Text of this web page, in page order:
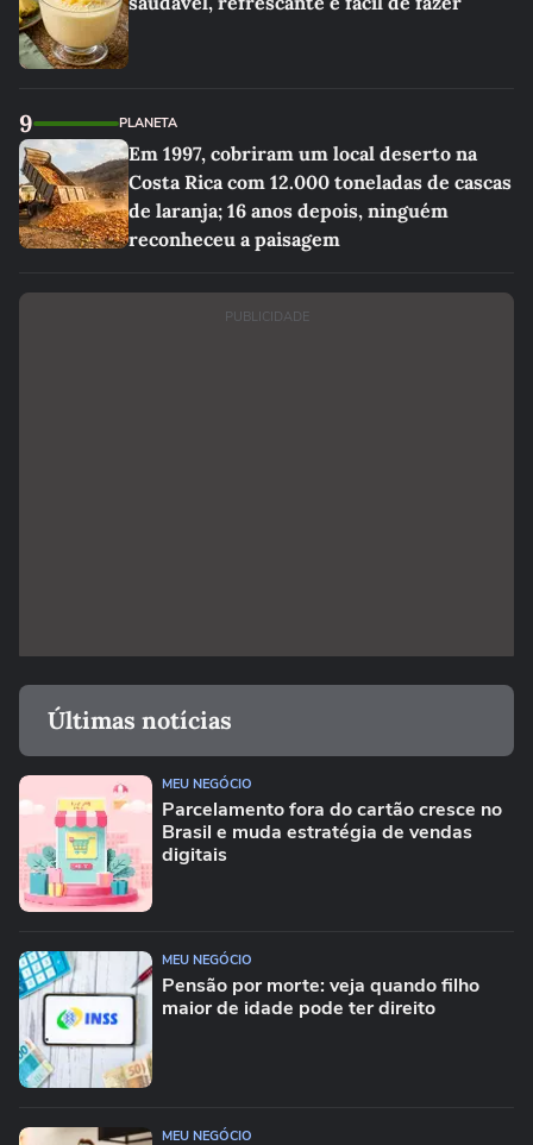
9 PLANETA
Em 1997, cobriram um local deserto na
Costa Rica com 12.000 toneladas de cascas
de laranja; 16 anos depois, ninguém
reconheceu a paisagem
PUBLICIDADE
Últimas notícias
MEU NEGÓCIO
Parcelamento fora do cartão cresce no
Brasil e muda estratégia de vendas
digitais
MEU NEGÓCIO
Pensão por morte: veja quando filho
maior de idade pode ter direito
MEU NEGÓCIO